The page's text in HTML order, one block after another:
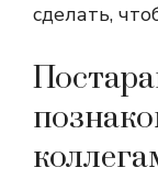
сделать,